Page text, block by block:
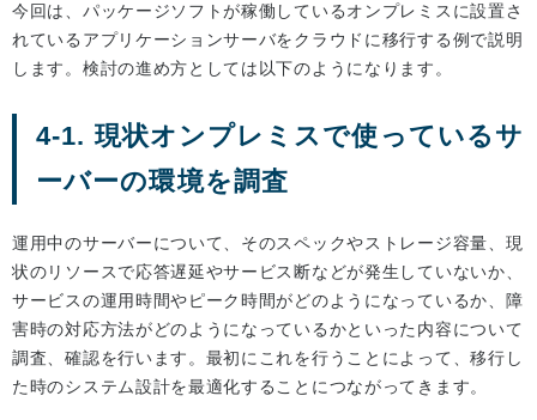
今回は、パッケージソフトが稼働しているオンプレミスに設置さ
れているアプリケーションサーバをクラウドに移行する例で説明
します。検討の進め方としては以下のようになります。
4-1. 現状オンプレミスで使っているサ
ーバーの環境を調査
運用中のサーバーについて、そのスペックやストレージ容量、現
状のリソースで応答遅延やサービス断などが発生していないか、
サービスの運用時間やピーク時間がどのようになっているか、障
害時の対応方法がどのようになっているかといった内容について
調査、確認を行います。最初にこれを行うことによって、移行し
た時のシステム設計を最適化することにつながってきます。